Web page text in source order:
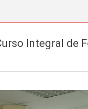
Integral de